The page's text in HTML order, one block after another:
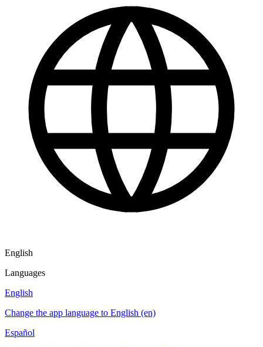
English
Languages
English
Change the app language to English (en)
Español